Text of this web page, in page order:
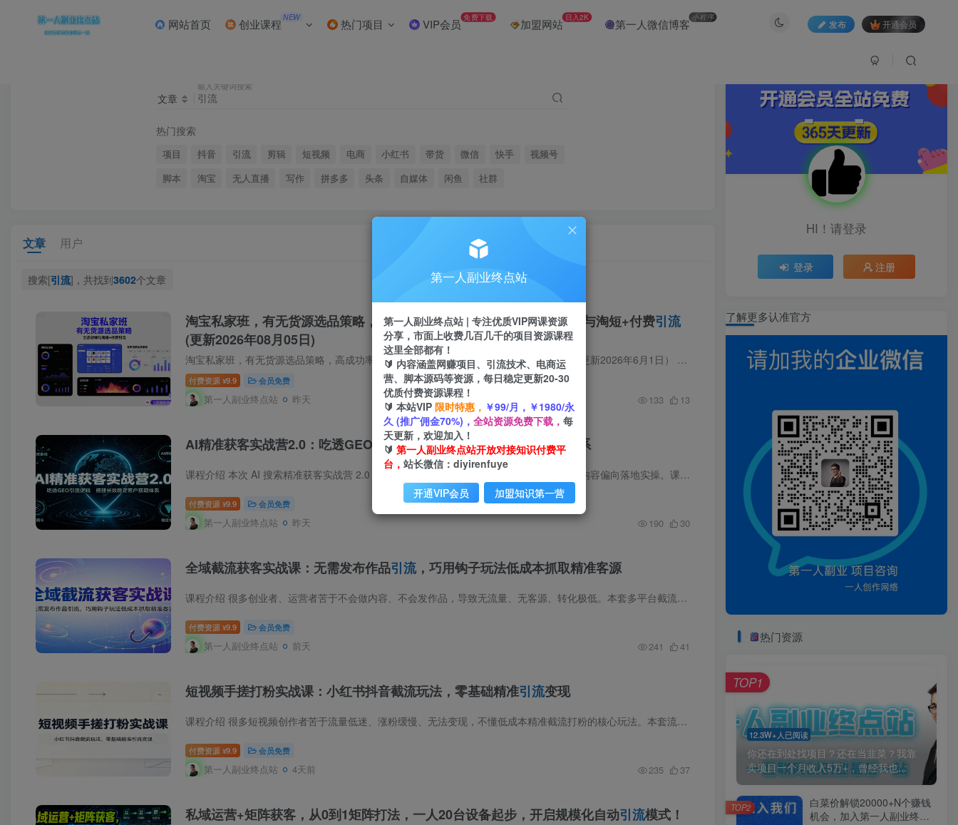
网站首页 创业课程 NEW 热门项目 VIP会员 免费下载 加盟网站 日入2K 第一人微信博客小程序
发布 开通会员
文章
输入关键词搜索
热门搜索
项目 抖音 引流 剪辑 短视频 电商 小红书 带货 微信 快手
视频号
脚本
淘宝 无人直播 写作 拼多多 头条 自媒体 闲鱼 社群
文章 用户
搜索[引流]，共找到3602个文章
淘宝私家班，有无货源选品策略，高成功率爆款全流程打法，全店动销与淘短+付费引流
(更新2026年08月05日)
淘宝私家班，有无货源选品策略，高成功率爆款全流程打法，全店动销与淘短+付费引流 （更新2026年6月1日） 课程介绍：6月日重磅更新！：无界推广系统策略实操26年最值得学习的，实操拉满每节课都...
付费资源 ¥9.9 会员免费
第一人副业终点站 昨天 133 13
AI精准获客实战营2.0：吃透GEO 引流逻辑，搭建长效稳定客户获取体系
课程介绍 本次 AI 搜索精准获客实战营 2.0 聚焦当下 GEO 流量红利，摒弃虚浮理论，全部内容偏向落地实操。课程先讲解 GEO 获客底层逻辑与窗口期优势，带领学员搭建专属品牌资料库，借助 AI 分析...
付费资源 ¥9.9 会员免费
第一人副业终点站 昨天 190 30
全域截流获客实战课：无需发布作品引流，巧用钩子玩法低成本抓取精准客源
课程介绍 很多创业者、运营者苦于不会做内容、不会发作品，导致无流量、无客源、转化极低。本套多平台截流获客课程主打零作品
付费资源 ¥9.9 会员免费
第一人副业终点站 前天 241 41
短视频手搓打粉实战课：小红书抖音截流玩法，零基础精准引流变现
课程介绍 很多短视频创作者苦于流量低迷、涨粉缓慢、无法变现，不懂低成本精准截流打粉的核心玩法。本套流打粉手搓打法课程，覆盖小红书、抖音两大主流平台，系统化拆解手搓打粉、流量截流、爆...
付费资源 ¥9.9 会员免费
第一人副业终点站 4天前 235 37
私域运营+矩阵获客，从0到1矩阵打法，一人20台设备起步，开启规模化自动引流模式！
HI！请登录
登录 注册
了解更多认准官方
热门资源
12.3W+人已阅读
你还在到处找项目？还在当韭菜？我靠
卖项目一个月收入5万+，曾经我也...
TOP1
白菜价解锁20000+N个赚钱
机会，加入第一人副业终点
TOP2
第一人副业终点站
第一人副业终点站 | 专注优质VIP网课资源
分享，市面上收费几百几千的项目资源课程
这里全部都有！
🔰 内容涵盖网赚项目、引流技术、电商运
营、脚本源码等资源，每日稳定更新20-30
优质付费资源课程！
🔰 本站VIP 限时特惠， ￥99/月，￥1980/永
久 (推广佣金70%)， 全站资源免费下载， 每
天更新，欢迎加入！
🔰 第一人副业终点站开放对接知识付费平
台， 站长微信：diyirenfuye
开通VIP会员 加盟知识第一营